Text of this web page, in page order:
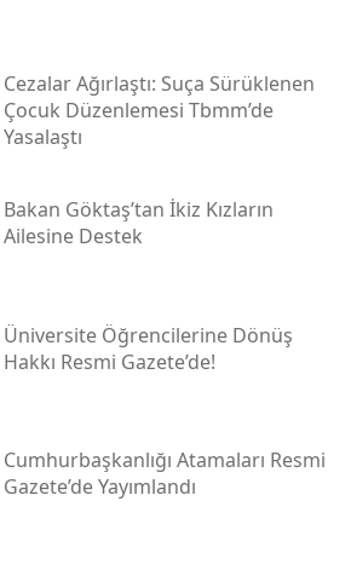
Cezalar Ağırlaştı: Suça Sürüklenen
Çocuk Düzenlemesi Tbmm’de
Yasalaştı
Bakan Göktaş’tan İkiz Kızların
Ailesine Destek
Üniversite Öğrencilerine Dönüş
Hakkı Resmi Gazete’de!
Cumhurbaşkanlığı Atamaları Resmi
Gazete’de Yayımlandı